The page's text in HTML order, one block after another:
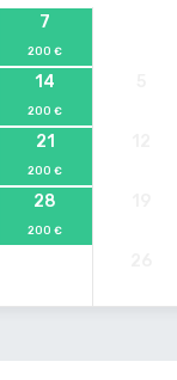
7
200 €
14
200 €
21
200 €
28
200 €